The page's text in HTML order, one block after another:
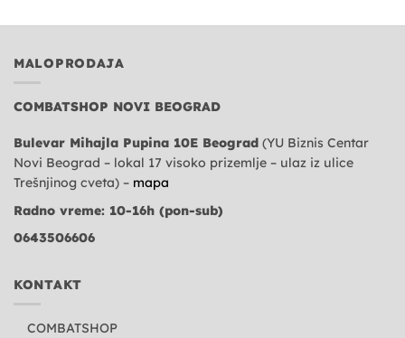
MALOPRODAJA
COMBATSHOP NOVI BEOGRAD
Bulevar Mihajla Pupina 10E Beograd (YU Biznis Centar
Novi Beograd – lokal 17 visoko prizemlje – ulaz iz ulice
Trešnjinog cveta) – mapa
Radno vreme: 10-16h (pon-sub)
0643506606
KONTAKT
COMBATSHOP